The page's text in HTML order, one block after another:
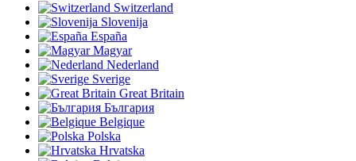
Switzerland
Slovenija
España
Magyar
Nederland
Sverige
Great Britain
България
Belgique
Polska
Hrvatska